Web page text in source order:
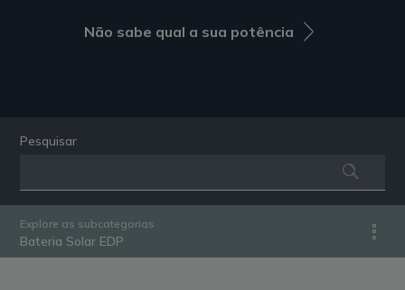
Não sabe qual a sua potência
Pesquisar
Explore as subcategorias
Bateria Solar EDP